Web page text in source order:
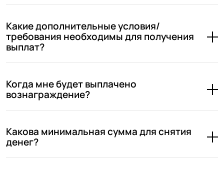
Какие дополнительные условия/
требования необходимы для получения
выплат?
Когда мне будет выплачено
вознаграждение?
Какова минимальная сумма для снятия
денег?